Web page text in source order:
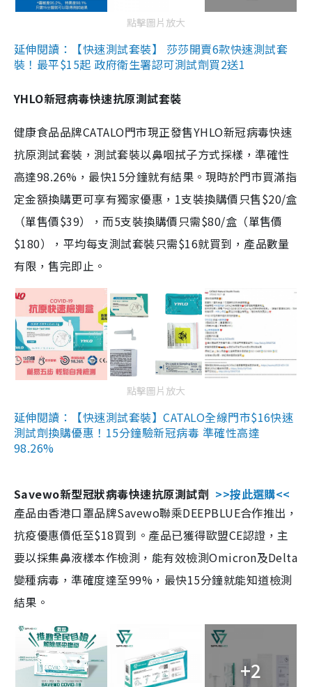
點擊圖片放大
延伸閱讀：【快速測試套裝】 莎莎開賣6款快速測試套
裝！最平$15起 政府衛生署認可測試劑買2送1
YHLO新冠病毒快速抗原測試套裝
健康食品品牌CATALO門市現正發售YHLO新冠病毒快速
抗原測試套裝，測試套裝以鼻咽拭子方式採樣，準確性
高達98.26%，最快15分鐘就有結果。現時於門市買滿指
定金額換購更可享有獨家優惠，1支裝換購價只售$20/盒
（單售價$39），而5支裝換購價只需$80/盒（單售價
$180），平均每支測試套裝只需$16就買到，產品數量
有限，售完即止。
點擊圖片放大
延伸閱讀：【快速測試套裝】CATALO全線門市$16快速
測試劑換購優惠！15分鐘驗新冠病毒 準確性高達
98.26%
Savewo新型冠狀病毒快速抗原測試劑 >>按此選購<<
產品由香港口罩品牌Savewo聯乘DEEPBLUE合作推出，
抗疫優惠價低至$18買到。產品已獲得歐盟CE認證，主
要以採集鼻液樣本作檢測，能有效檢測Omicron及Delta
變種病毒，準確度達至99%，最快15分鐘就能知道檢測
結果。
+2